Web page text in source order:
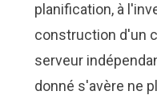
planification, à
construction d'un
serveur
donné s'avère ne